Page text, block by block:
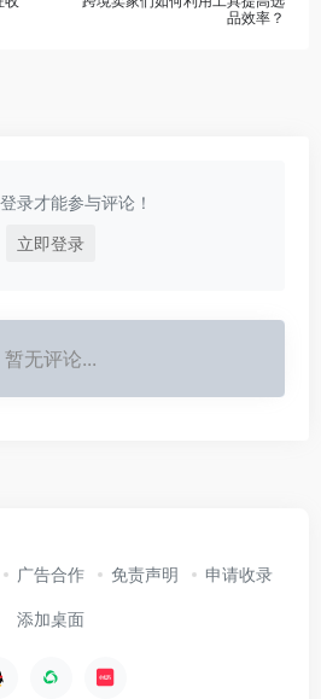
品效率？
录才能参与评论！
立即登录
暂无评论...
广告合作 免责声明 申请收录
添加桌面